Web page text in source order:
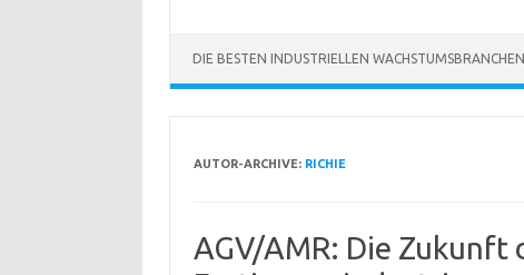
DIE BESTEN INDUSTRIELLEN WACHSTUMSBRANCHEN
AUTOR-ARCHIVE: RICHIE
AGV/AMR: Die